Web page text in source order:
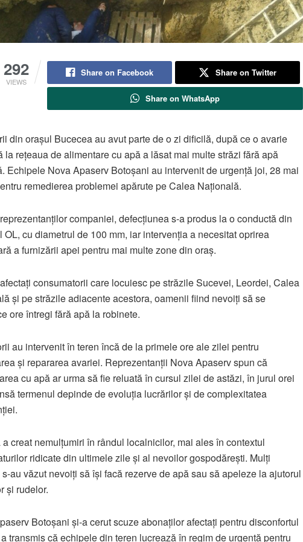
292
VIEWS
Share on Facebook Share on Twitter
Share on WhatsApp
din orașul Bucecea au avut parte de o zi dificilă, după ce o avarie
la rețeaua de alimentare cu apă a lăsat mai multe străzi fără apă
Echipele Nova Apaserv Botoșani au intervenit de urgență joi, 28 mai
remedierea problemei apărute pe Calea Națională.
companiei, defecțiunea s-a produs la o conductă din
OL, cu diametrul de 100 mm, iar intervenția a necesitat oprirea
a furnizării apei pentru mai multe zone din oraș.
consumatorii care locuiesc pe străzile Sucevei, Leordei, Calea
și pe străzile adiacente acestora, oamenii fiind nevoiți să se
ore întregi fără apă la robinete.
au intervenit în teren încă de la primele ore ale zilei pentru
și repararea avariei. Reprezentanții Nova Apaserv spun că
cu apă ar urma să fie reluată în cursul zilei de astăzi, în jurul orei
termenul depinde de evoluția lucrărilor și de complexitatea
creat nemulțumiri în rândul localnicilor, mai ales în contextul
ridicate din ultimele zile și al nevoilor gospodărești. Mulți
au văzut nevoiți să își facă rezerve de apă sau să apeleze la ajutorul
și rudelor.
Botoșani și-a cerut scuze abonaților afectați pentru disconfortul
transmis că echipele din teren lucrează în regim de urgență pentru